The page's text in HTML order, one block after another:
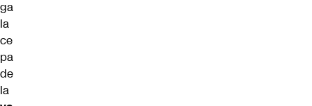
ga
la
ce
pa
de
la